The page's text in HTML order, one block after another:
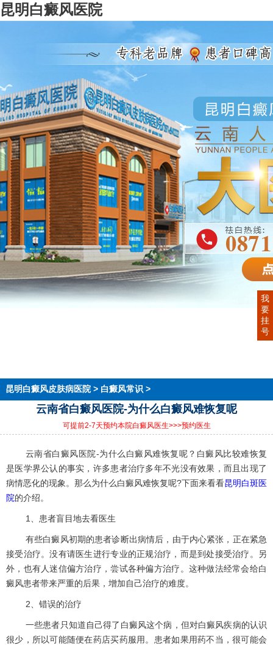
昆明白癜风医院
昆明白癜风皮肤病医院> 白癜风常识 >
云南省白癜风医院-为什么白癜风难恢复呢
可提前2-7天预约本院白癜风医生>>>预约医生
云南省白癜风医院-为什么白癜风难恢复呢？白癜风比较难恢复
是医学界公认的事实，许多患者治疗多年不光没有效果，而且出现了
病情恶化的现象。那么为什么白癜风难恢复呢?下面来看看昆明白斑医
院的介绍。
1、患者盲目地去看医生
有些白癜风初期的患者诊断出病情后，由于内心紧张，正在紧急
接受治疗。没有请医生进行专业的正规治疗，而是到处接受治疗。另
外，也有人迷信偏方治疗，尝试各种偏方治疗。这种做法经常会给白
癜风患者带来严重的后果，增加自己治疗的难度。
2、错误的治疗
一些患者只知道自己得了白癜风这个病，但对白癜风疾病的认识
很少，所以可能随便在药店买药服用。患者如果用药不当，很可能会
我
要
挂
号